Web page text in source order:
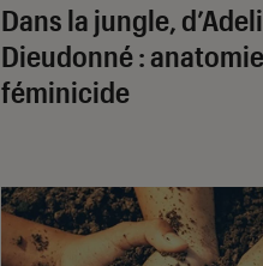
Dans la jungle,
Dieudonné :
féminicide